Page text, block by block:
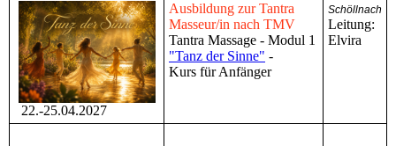
22.-25.04.2027
Ausbildung zur Tantra
Masseur/in nach TMV
Tantra Massage - Modul 1
"Tanz der Sinne" -
Kurs für Anfänger
Schöllnach
Leitung:
Elvira